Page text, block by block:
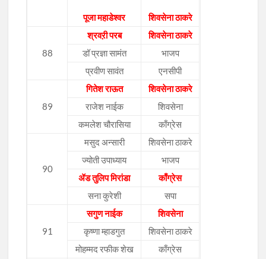
पूजा महाडेश्वर शिवसेना ठाकरे
88
श्रवऱी परब
शिवसेना ठाकरे
डॉ प्रज्ञा सामंत
भाजप
प्रवीण सावंत
एनसीपी
89
गितेश राऊत
शिवसेना ठाकरे
राजेश नाईक
शिवसेना
कमलेश चौरासिया
काँग्रेस
90
मसुद अन्सारी
शिवसेना ठाकरे
ज्योती उपाध्याय
भाजप
ॲड तुलिप मिरांडा
काँग्रेस
सना कुरेशी
सपा
91
सगुण नाईक
शिवसेना
कृष्णा म्हाडगुत
शिवसेना ठाकरे
मोहम्मद रफीक शेख
काँग्रेस